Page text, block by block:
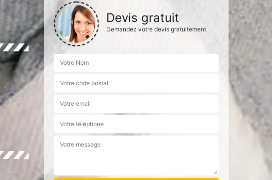
Devis gratuit
Demandez votre devis gratuitement